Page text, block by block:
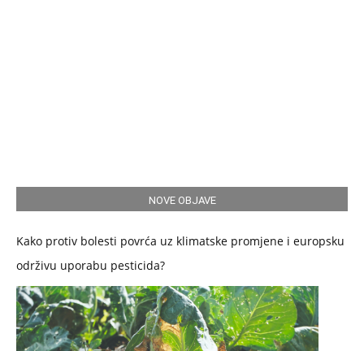
NOVE OBJAVE
Kako protiv bolesti povrća uz klimatske promjene i europsku
održivu uporabu pesticida?